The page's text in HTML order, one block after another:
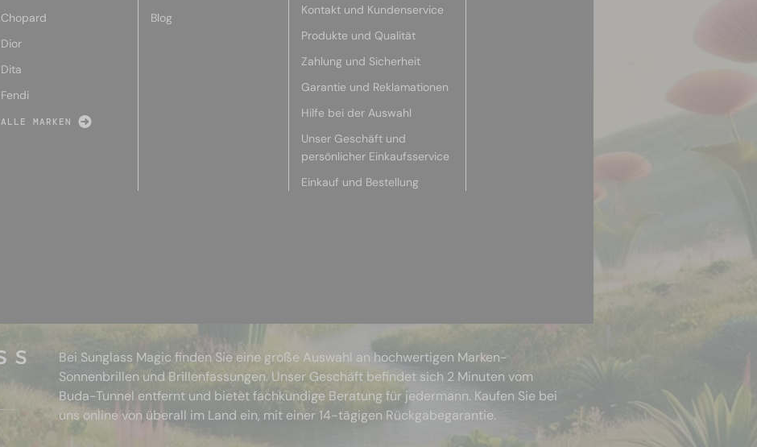
Chopard
Dior
Dita
Fendi
ALLE MARKEN
Blog
Kontakt und Kundenservice
Produkte und Qualität
Zahlung und Sicherheit
Garantie und Reklamationen
Hilfe bei der Auswahl
Unser Geschäft und
persönlicher Einkaufsservice
Einkauf und Bestellung
Bei Sunglass Magic finden Sie eine große Auswahl an hochwertigen Marken-
Sonnenbrillen und Brillenfassungen. Unser Geschäft befindet sich 2 Minuten vom
Buda-Tunnel entfernt und bietet fachkundige Beratung für jedermann. Kaufen Sie bei
uns online von überall im Land ein, mit einer 14-tägigen Rückgabegarantie.